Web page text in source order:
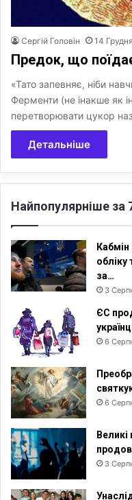
Сергій Головін 14
Предок, що
«Тато запевняє, ніби
Ферменти (не інакше як
перетворювати цукор
Детальніше
Найпопулярніше за
обліку
за…
3
ЄС
6
6
3